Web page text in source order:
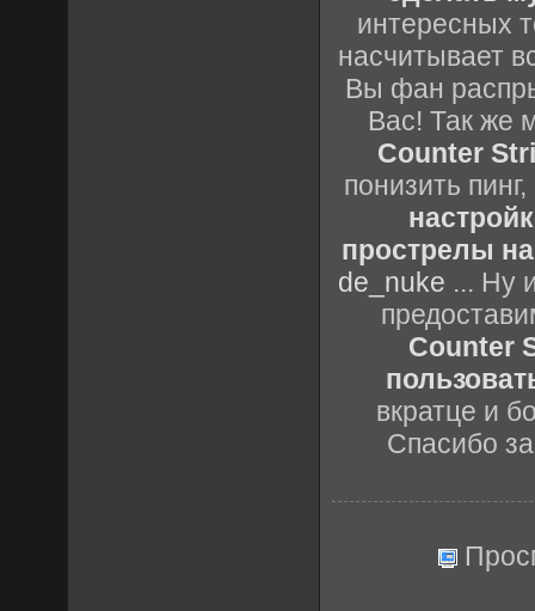
интересных
насчитывает
Вы фан
Вас! Так же
Counter
понизить
прострелы
de_nuke ... Ну
Counter
вкратце и
Спасибо